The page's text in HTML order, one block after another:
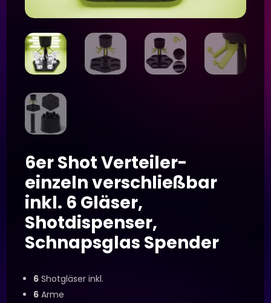
6er Shot Verteiler-
einzeln verschließbar
inkl. 6 Gläser,
Shotdispenser,
Schnapsglas Spender
6 Shotgläser inkl.
6 Arme